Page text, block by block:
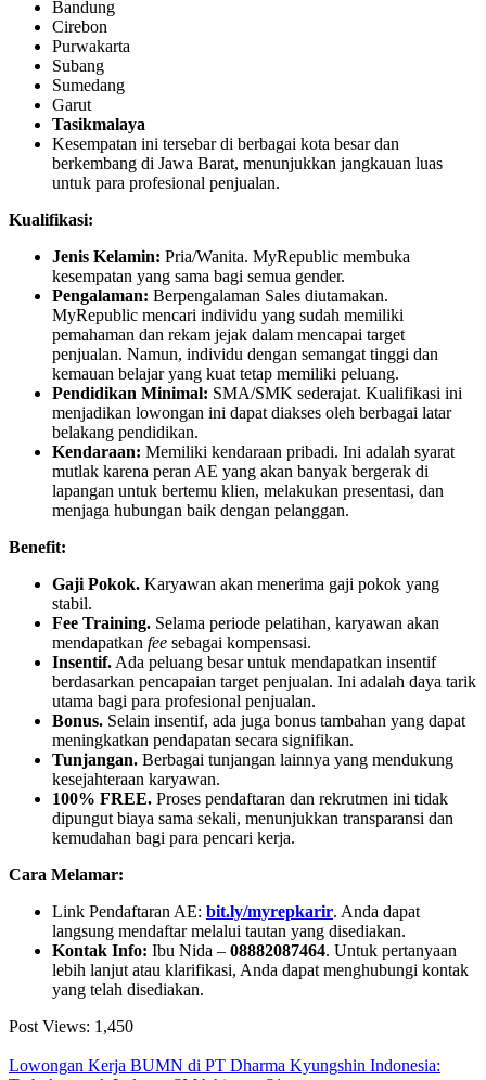
Bandung
Cirebon
Purwakarta
Subang
Sumedang
Garut
Tasikmalaya
Kesempatan ini tersebar di berbagai kota besar dan
berkembang di Jawa Barat, menunjukkan jangkauan luas
untuk para profesional penjualan.
Kualifikasi:
Jenis Kelamin: Pria/Wanita. MyRepublic membuka
kesempatan yang sama bagi semua gender.
Pengalaman: Berpengalaman Sales diutamakan.
MyRepublic mencari individu yang sudah memiliki
pemahaman dan rekam jejak dalam mencapai target
penjualan. Namun, individu dengan semangat tinggi dan
kemauan belajar yang kuat tetap memiliki peluang.
Pendidikan Minimal: SMA/SMK sederajat. Kualifikasi ini
menjadikan lowongan ini dapat diakses oleh berbagai latar
belakang pendidikan.
Kendaraan: Memiliki kendaraan pribadi. Ini adalah syarat
mutlak karena peran AE yang akan banyak bergerak di
lapangan untuk bertemu klien, melakukan presentasi, dan
menjaga hubungan baik dengan pelanggan.
Benefit:
Gaji Pokok. Karyawan akan menerima gaji pokok yang
stabil.
Fee Training. Selama periode pelatihan, karyawan akan
mendapatkan fee sebagai kompensasi.
Insentif. Ada peluang besar untuk mendapatkan insentif
berdasarkan pencapaian target penjualan. Ini adalah daya tarik
utama bagi para profesional penjualan.
Bonus. Selain insentif, ada juga bonus tambahan yang dapat
meningkatkan pendapatan secara signifikan.
Tunjangan. Berbagai tunjangan lainnya yang mendukung
kesejahteraan karyawan.
100% FREE. Proses pendaftaran dan rekrutmen ini tidak
dipungut biaya sama sekali, menunjukkan transparansi dan
kemudahan bagi para pencari kerja.
Cara Melamar:
Link Pendaftaran AE: bit.ly/myrepkarir. Anda dapat
langsung mendaftar melalui tautan yang disediakan.
Kontak Info: Ibu Nida – 08882087464. Untuk pertanyaan
lebih lanjut atau klarifikasi, Anda dapat menghubungi kontak
yang telah disediakan.
Post Views: 1,450
Lowongan Kerja BUMN di PT Dharma Kyungshin Indonesia: